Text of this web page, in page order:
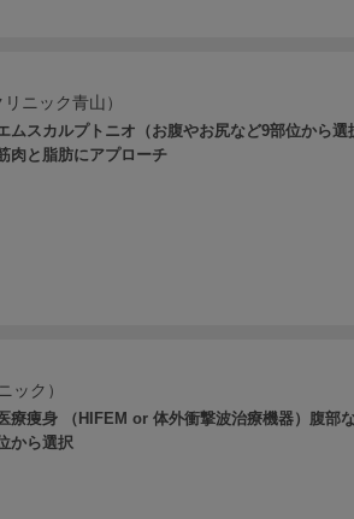
ニック青山）
ムスカルプトニオ（お腹やお尻など9部位から選
肉と脂肪にアプローチ
ック）
療痩身 （HIFEM or 体外衝撃波治療機器）腹部
から選択